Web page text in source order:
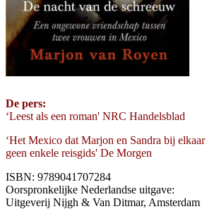
De pers:
‘Leest als een roman' NRC Handelsblad
‘Het Mexico dat Marjon en Sandra bij elkaar
geen enkele reisgids' De Morgen
ISBN: 9789041707284
Oorspronkelijke Nederlandse uitgave:
Uitgeverij Nijgh & Van Ditmar, Amsterdam